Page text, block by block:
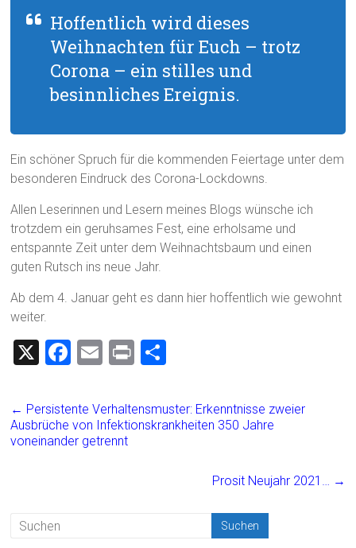
Hoffentlich wird dieses
Weihnachten für Euch – trotz
Corona – ein stilles und
besinnliches Ereignis.
Ein schöner Spruch für die kommenden Feiertage unter dem
besonderen Eindruck des Corona-Lockdowns.
Allen Leserinnen und Lesern meines Blogs wünsche ich
trotzdem ein geruhsames Fest, eine erholsame und
entspannte Zeit unter dem Weihnachtsbaum und einen
guten Rutsch ins neue Jahr.
Ab dem 4. Januar geht es dann hier hoffentlich wie gewohnt
weiter.
X
F
ce
b
o
E
ai
l
Pr
t
e
n
← Persistente Verhaltensmuster: Erkenntnisse zweier
Ausbrüche von Infektionskrankheiten 350 Jahre
voneinander getrennt
Prosit Neujahr 2021… →